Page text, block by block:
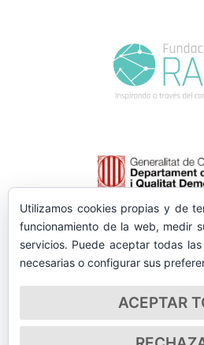
Utilizamos cookies propias y de
funcionamiento de la web, medir
servicios. Puede aceptar todas
necesarias o configurar sus
ACEPTAR